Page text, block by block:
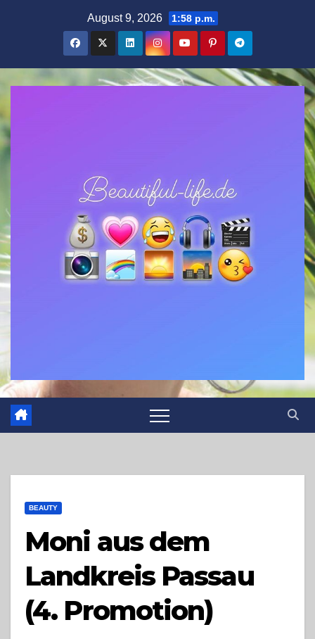
August 9, 2026 1:58 p.m.
BEAUTY
Moni aus dem
Landkreis Passau
(4. Promotion)